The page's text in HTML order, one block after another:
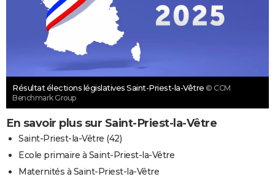
Résultat élections législatives Saint-Priest-la-Vêtre © CCM
Benchmark Group
En savoir plus sur Saint-Priest-la-Vêtre
Saint-Priest-la-Vêtre (42)
Ecole primaire à Saint-Priest-la-Vêtre
Maternités à Saint-Priest-la-Vêtre